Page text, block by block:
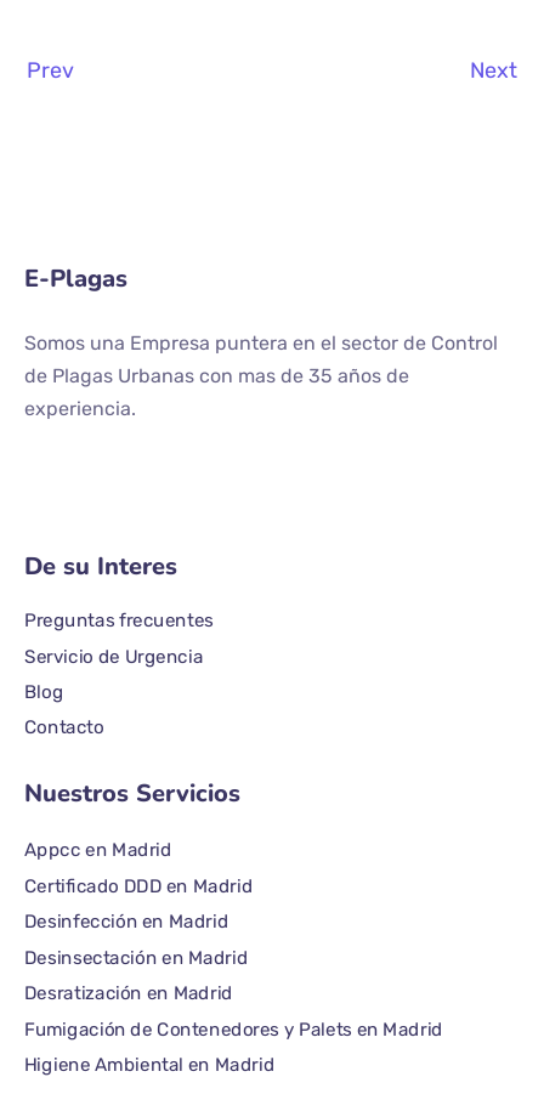
Prev Next
E-Plagas
Somos una Empresa puntera en el sector de Control
de Plagas Urbanas con mas de 35 años de
experiencia.
De su Interes
Preguntas frecuentes
Servicio de Urgencia
Blog
Contacto
Nuestros Servicios
Appcc en Madrid
Certificado DDD en Madrid
Desinfección en Madrid
Desinsectación en Madrid
Desratización en Madrid
Fumigación de Contenedores y Palets en Madrid
Higiene Ambiental en Madrid